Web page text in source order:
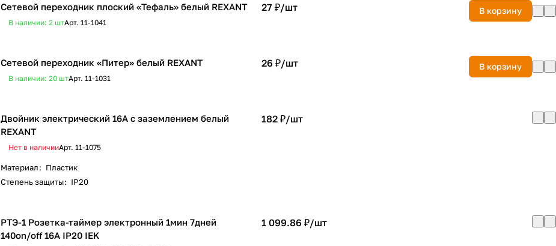
Сетевой переходник плоский «Тефаль» белый REXANT
В наличии: 2 штАрт. 11-1041
27 ₽/шт В корзину
Сетевой переходник «Питер» белый REXANT
В наличии: 20 штАрт. 11-1031
26 ₽/шт В корзину
Двойник электрический 16А с заземлением белый
REXANT
Нет в наличииАрт. 11-1075
182 ₽/шт
Материал: Пластик
Степень защиты: IP20
РТЭ-1 Розетка-таймер электронный 1мин 7дней
140on/off 16А IP20 IEK
1 099.86 ₽/шт